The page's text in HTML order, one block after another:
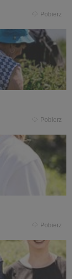
Pobierz
Pobierz
Pobierz